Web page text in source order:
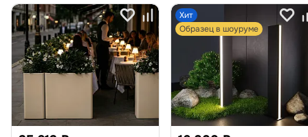
Хит
Образец в шоуруме